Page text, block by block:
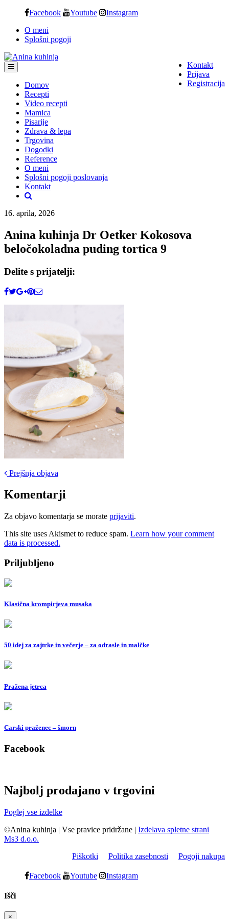
content
Facebook Youtube Instagram
O meni
Splošni pogoji
Kontakt
Prijava
Registracija
Domov
Recepti
Video recepti
Mamica
Pisarije
Zdrava & lepa
Trgovina
Dogodki
Reference
O meni
Splošni pogoji poslovanja
Kontakt
16. aprila, 2026
Anina kuhinja Dr Oetker Kokosova
beločokoladna puding tortica 9
Delite s prijatelji:
Post
navigation
Prejšnja objava
Komentarji
Za objavo komentarja se morate prijaviti.
This site uses Akismet to reduce spam. Learn how your comment
data is processed.
Priljubljeno
Klasična krompirjeva musaka
50 idej za zajtrke in večerje – za odrasle in malčke
Pražena jetrca
Carski praženec – šmorn
Facebook
Najbolj prodajano v trgovini
Poglej vse izdelke
©Anina kuhinja | Vse pravice pridržane | Izdelava spletne strani
Ms3 d.o.o.
Piškotki
Politika zasebnosti Pogoji nakupa
Facebook Youtube Instagram
Išči
×